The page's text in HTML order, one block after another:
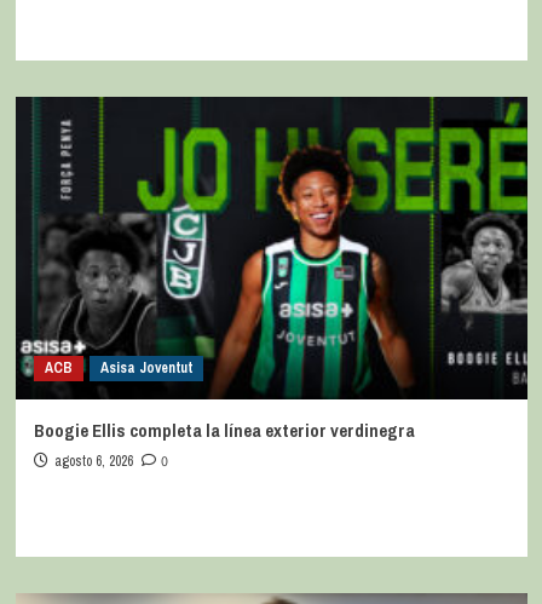
ACB Asisa Joventut
Boogie Ellis completa la línea exterior verdinegra
agosto 6, 2026 0